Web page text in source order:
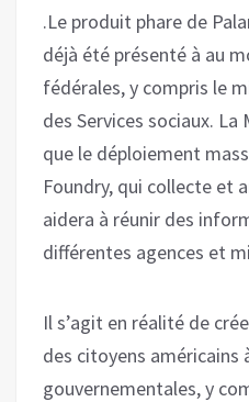
.Le produit phare de
déjà été présenté à au
fédérales, y compris le
des Services sociaux.
que le déploiement
Foundry, qui collecte et
aidera à réunir des
différentes agences et
Il s’agit en réalité de
des citoyens américains
gouvernementales, y